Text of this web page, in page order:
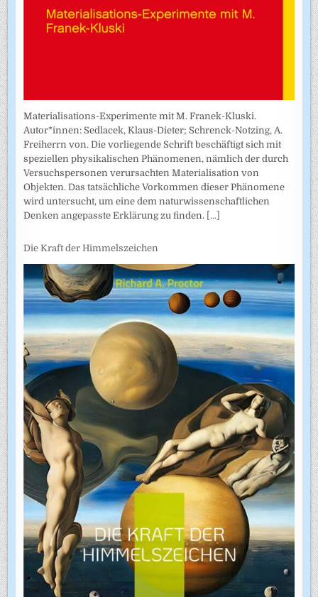
Materialisations-Experimente mit M. Franek-Kluski.
Autor*innen: Sedlacek, Klaus-Dieter; Schrenck-Notzing, A.
Freiherrn von. Die vorliegende Schrift beschäftigt sich mit
speziellen physikalischen Phänomenen, nämlich der durch
Versuchspersonen verursachten Materialisation von
Objekten. Das tatsächliche Vorkommen dieser Phänomene
wird untersucht, um eine dem naturwissenschaftlichen
Denken angepasste Erklärung zu finden. [...]
Die Kraft der Himmelszeichen